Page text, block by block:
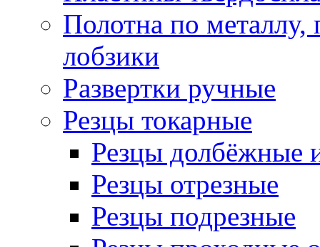
Полотна по
лобзики
Развертки ручные
Резцы токарные
Резцы долбёжные
Резцы отрезные
Резцы подрезные